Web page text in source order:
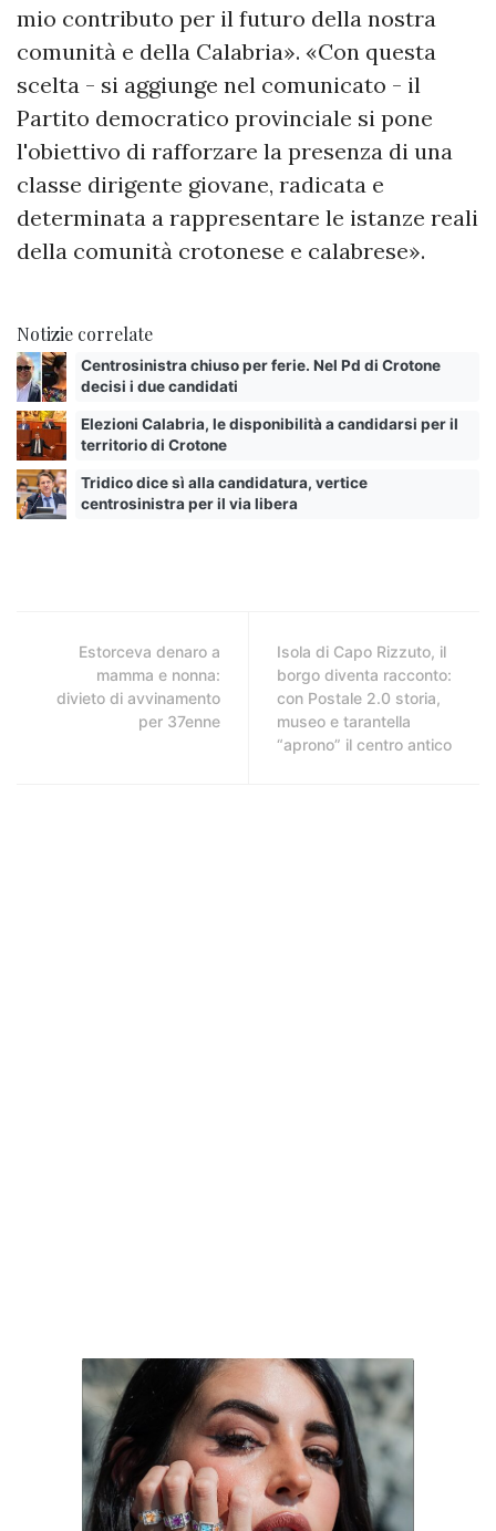
mio contributo per il futuro della nostra
comunità e della Calabria». «Con questa
scelta - si aggiunge nel comunicato - il
Partito democratico provinciale si pone
l'obiettivo di rafforzare la presenza di una
classe dirigente giovane, radicata e
determinata a rappresentare le istanze reali
della comunità crotonese e calabrese».
Notizie correlate
Centrosinistra chiuso per ferie. Nel Pd di Crotone
decisi i due candidati
Elezioni Calabria, le disponibilità a candidarsi per il
territorio di Crotone
Tridico dice sì alla candidatura, vertice
centrosinistra per il via libera
Estorceva denaro a
mamma e nonna:
divieto di avvinamento
per 37enne
Isola di Capo Rizzuto, il
borgo diventa racconto:
con Postale 2.0 storia,
museo e tarantella
“aprono” il centro antico